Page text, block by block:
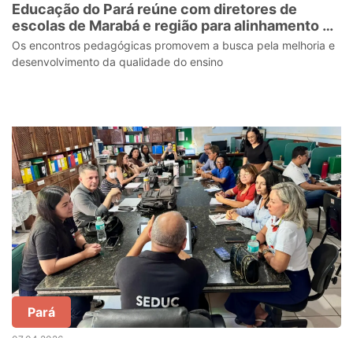
Educação do Pará reúne com diretores de
escolas de Marabá e região para alinhamento da
gestão educacional
Os encontros pedagógicas promovem a busca pela melhoria e
desenvolvimento da qualidade do ensino
Pará